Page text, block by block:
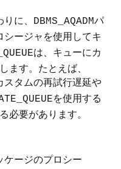
に、 DBMS_AQADMパ
シージャを使用してキ
は、キューにカ
ます。たとえば、
スタムの再試行遅延や
を使用する
必要があります。
ケージのプロシー